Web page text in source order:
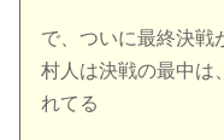
で、ついに最終決戦
村人は決戦の最中は
れてる